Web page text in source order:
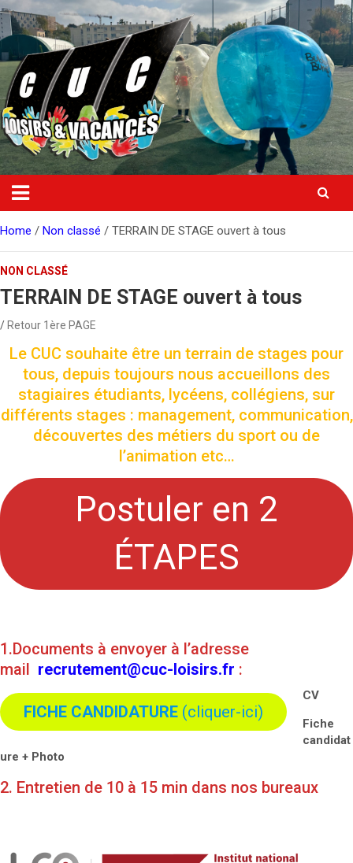
Skip
to
content
Home Non classé TERRAIN DE STAGE ouvert à tous
NON CLASSÉ
TERRAIN DE STAGE ouvert à tous
Retour 1ère PAGE
Le CUC souhaite être un terrain de stages pour
tous, depuis toujours nous accueillons des
stagiaires étudiants, lycéens, collégiens, sur
différents stages : management, communication,
découvertes des métiers du sport ou de
l’animation etc…
Postuler en 2
ÉTAPES
1.Documents à envoyer à l’adresse
mail recrutement@cuc-loisirs.fr :
FICHE CANDIDATURE (cliquer-ici)
CV
Fiche
candidat
ure + Photo
2. Entretien de 10 à 15 min dans nos bureaux